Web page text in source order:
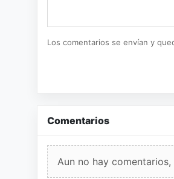
Los comentarios se envían y
Comentarios
Aun no hay